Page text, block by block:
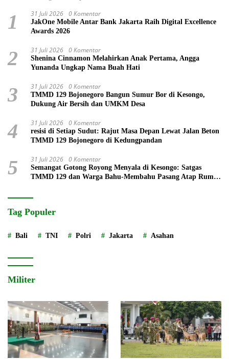
1 31 Juli 2026 0 Komentar
JakOne Mobile Antar Bank Jakarta Raih Digital Excellence
Awards 2026
2 31 Juli 2026 0 Komentar
Shenina Cinnamon Melahirkan Anak Pertama, Angga
Yunanda Ungkap Nama Buah Hati
3 31 Juli 2026 0 Komentar
TMMD 129 Bojonegoro Bangun Sumur Bor di Kesongo,
Dukung Air Bersih dan UMKM Desa
4 31 Juli 2026 0 Komentar
resisi di Setiap Sudut: Rajut Masa Depan Lewat Jalan Beton
TMMD 129 Bojonegoro di Kedungpandan
5 31 Juli 2026 0 Komentar
Semangat Gotong Royong Menyala di Kesongo: Satgas
TMMD 129 dan Warga Bahu-Membahu Pasang Atap Rumah
Tag Populer
Bali TNI Polri Jakarta Asahan
Militer